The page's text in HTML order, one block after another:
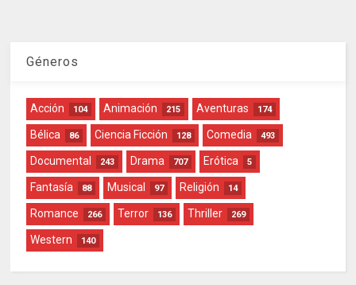
Géneros
Acción 104 Animación 215 Aventuras 174
Bélica 86 Ciencia Ficción 128 Comedia 493
Documental 243 Drama 707 Erótica 5
Fantasía 88 Musical 97 Religión 14
Romance 266 Terror 136 Thriller 269
Western 140